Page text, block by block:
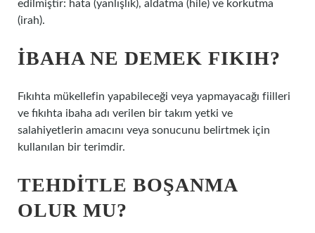
edilmiştir: hata (yanlışlık), aldatma (hile) ve korkutma
(irah).
İBAHA NE DEMEK FIKIH?
Fıkıhta mükellefin yapabileceği veya yapmayacağı fiilleri
ve fıkıhta ibaha adı verilen bir takım yetki ve
salahiyetlerin amacını veya sonucunu belirtmek için
kullanılan bir terimdir.
TEHDITLE BOŞANMA
OLUR MU?